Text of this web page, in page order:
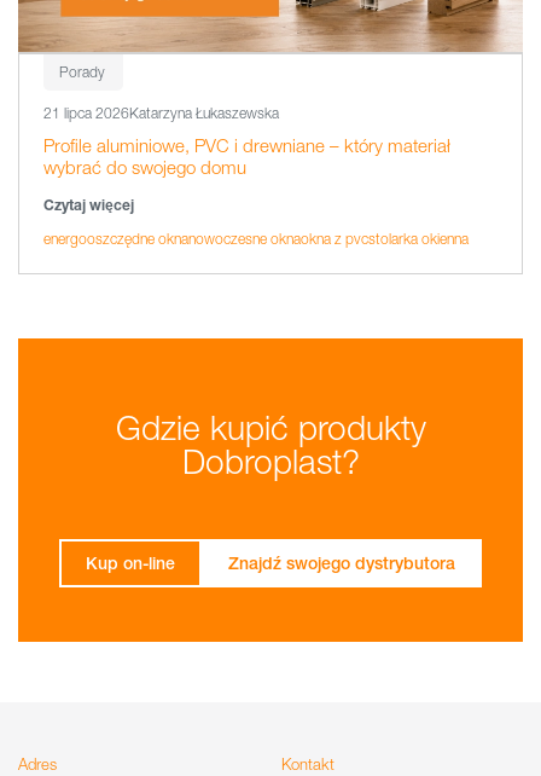
Porady
21 lipca 2026Katarzyna Łukaszewska
Profile aluminiowe, PVC i drewniane – który materiał
wybrać do swojego domu
Czytaj więcej
energooszczędne oknanowoczesne oknaokna z pvcstolarka okienna
Gdzie kupić produkty
Dobroplast?
Kup on-line Znajdź swojego dystrybutora
Adres Kontakt